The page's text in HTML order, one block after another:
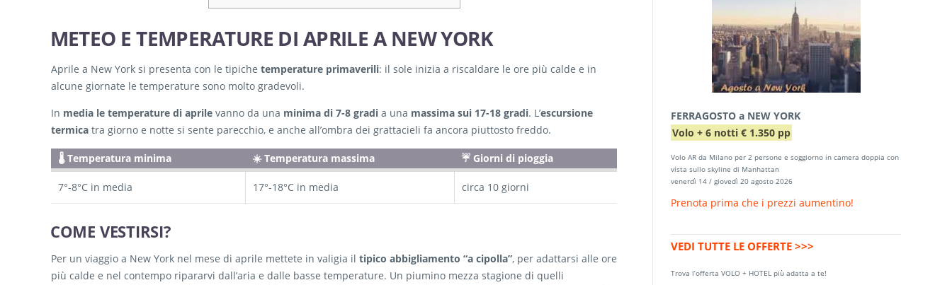
METEO E TEMPERATURE DI APRILE A NEW YORK
Aprile a New York si presenta con le tipiche temperature primaverili: il sole inizia a riscaldare le ore più calde e in
alcune giornate le temperature sono molto gradevoli.
In media le temperature di aprile vanno da una minima di 7-8 gradi a una massima sui 17-18 gradi. L’escursione
termica tra giorno e notte si sente parecchio, e anche all’ombra dei grattacieli fa ancora piuttosto freddo.
🌡️ Temperatura minima ☀️ Temperatura massima ☔ Giorni di pioggia
7°-8°C in media 17°-18°C in media circa 10 giorni
COME VESTIRSI?
Per un viaggio a New York nel mese di aprile mettete in valigia il tipico abbigliamento “a cipolla”, per adattarsi alle ore
più calde e nel contempo ripararvi dall’aria e dalle basse temperature. Un piumino mezza stagione di quelli
FERRAGOSTO a NEW YORK
Volo + 6 notti € 1.350 pp
Volo AR da Milano per 2 persone e soggiorno in camera doppia con
vista sullo skyline di Manhattan
venerdì 14 / giovedì 20 agosto 2026
Prenota prima che i prezzi aumentino!
VEDI TUTTE LE OFFERTE >>>
Trova l’offerta VOLO + HOTEL più adatta a te!